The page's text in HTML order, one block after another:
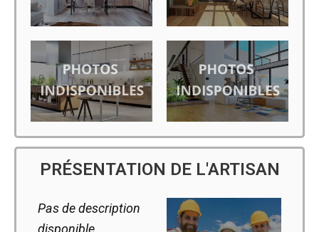
PRÉSENTATION DE L'ARTISAN
Pas de description
disponible.